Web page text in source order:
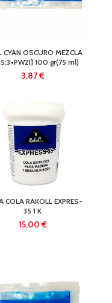
CYAN OSCURO MEZCLA
100 gr(75 ml)
€
COLA RAKOLL EXPRES-
35 1 K
€